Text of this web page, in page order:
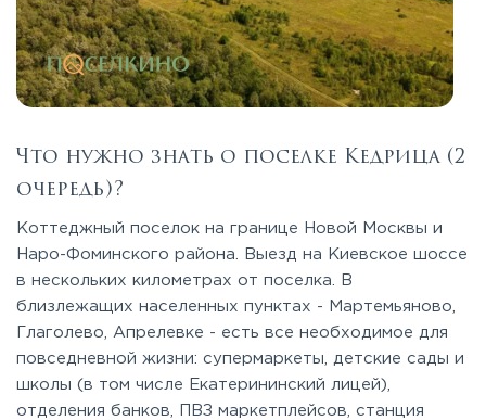
Что нужно знать о поселке Кедрица (2
очередь)?
Коттеджный поселок на границе Новой Москвы и
Наро-Фоминского района. Выезд на Киевское шоссе
в нескольких километрах от поселка. В
близлежащих населенных пунктах - Мартемьяново,
Глаголево, Апрелевке - есть все необходимое для
повседневной жизни: супермаркеты, детские сады и
школы (в том числе Екатерининский лицей),
отделения банков, ПВЗ маркетплейсов, станция